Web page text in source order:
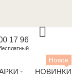
17 96
НОВИНКИ
Новое